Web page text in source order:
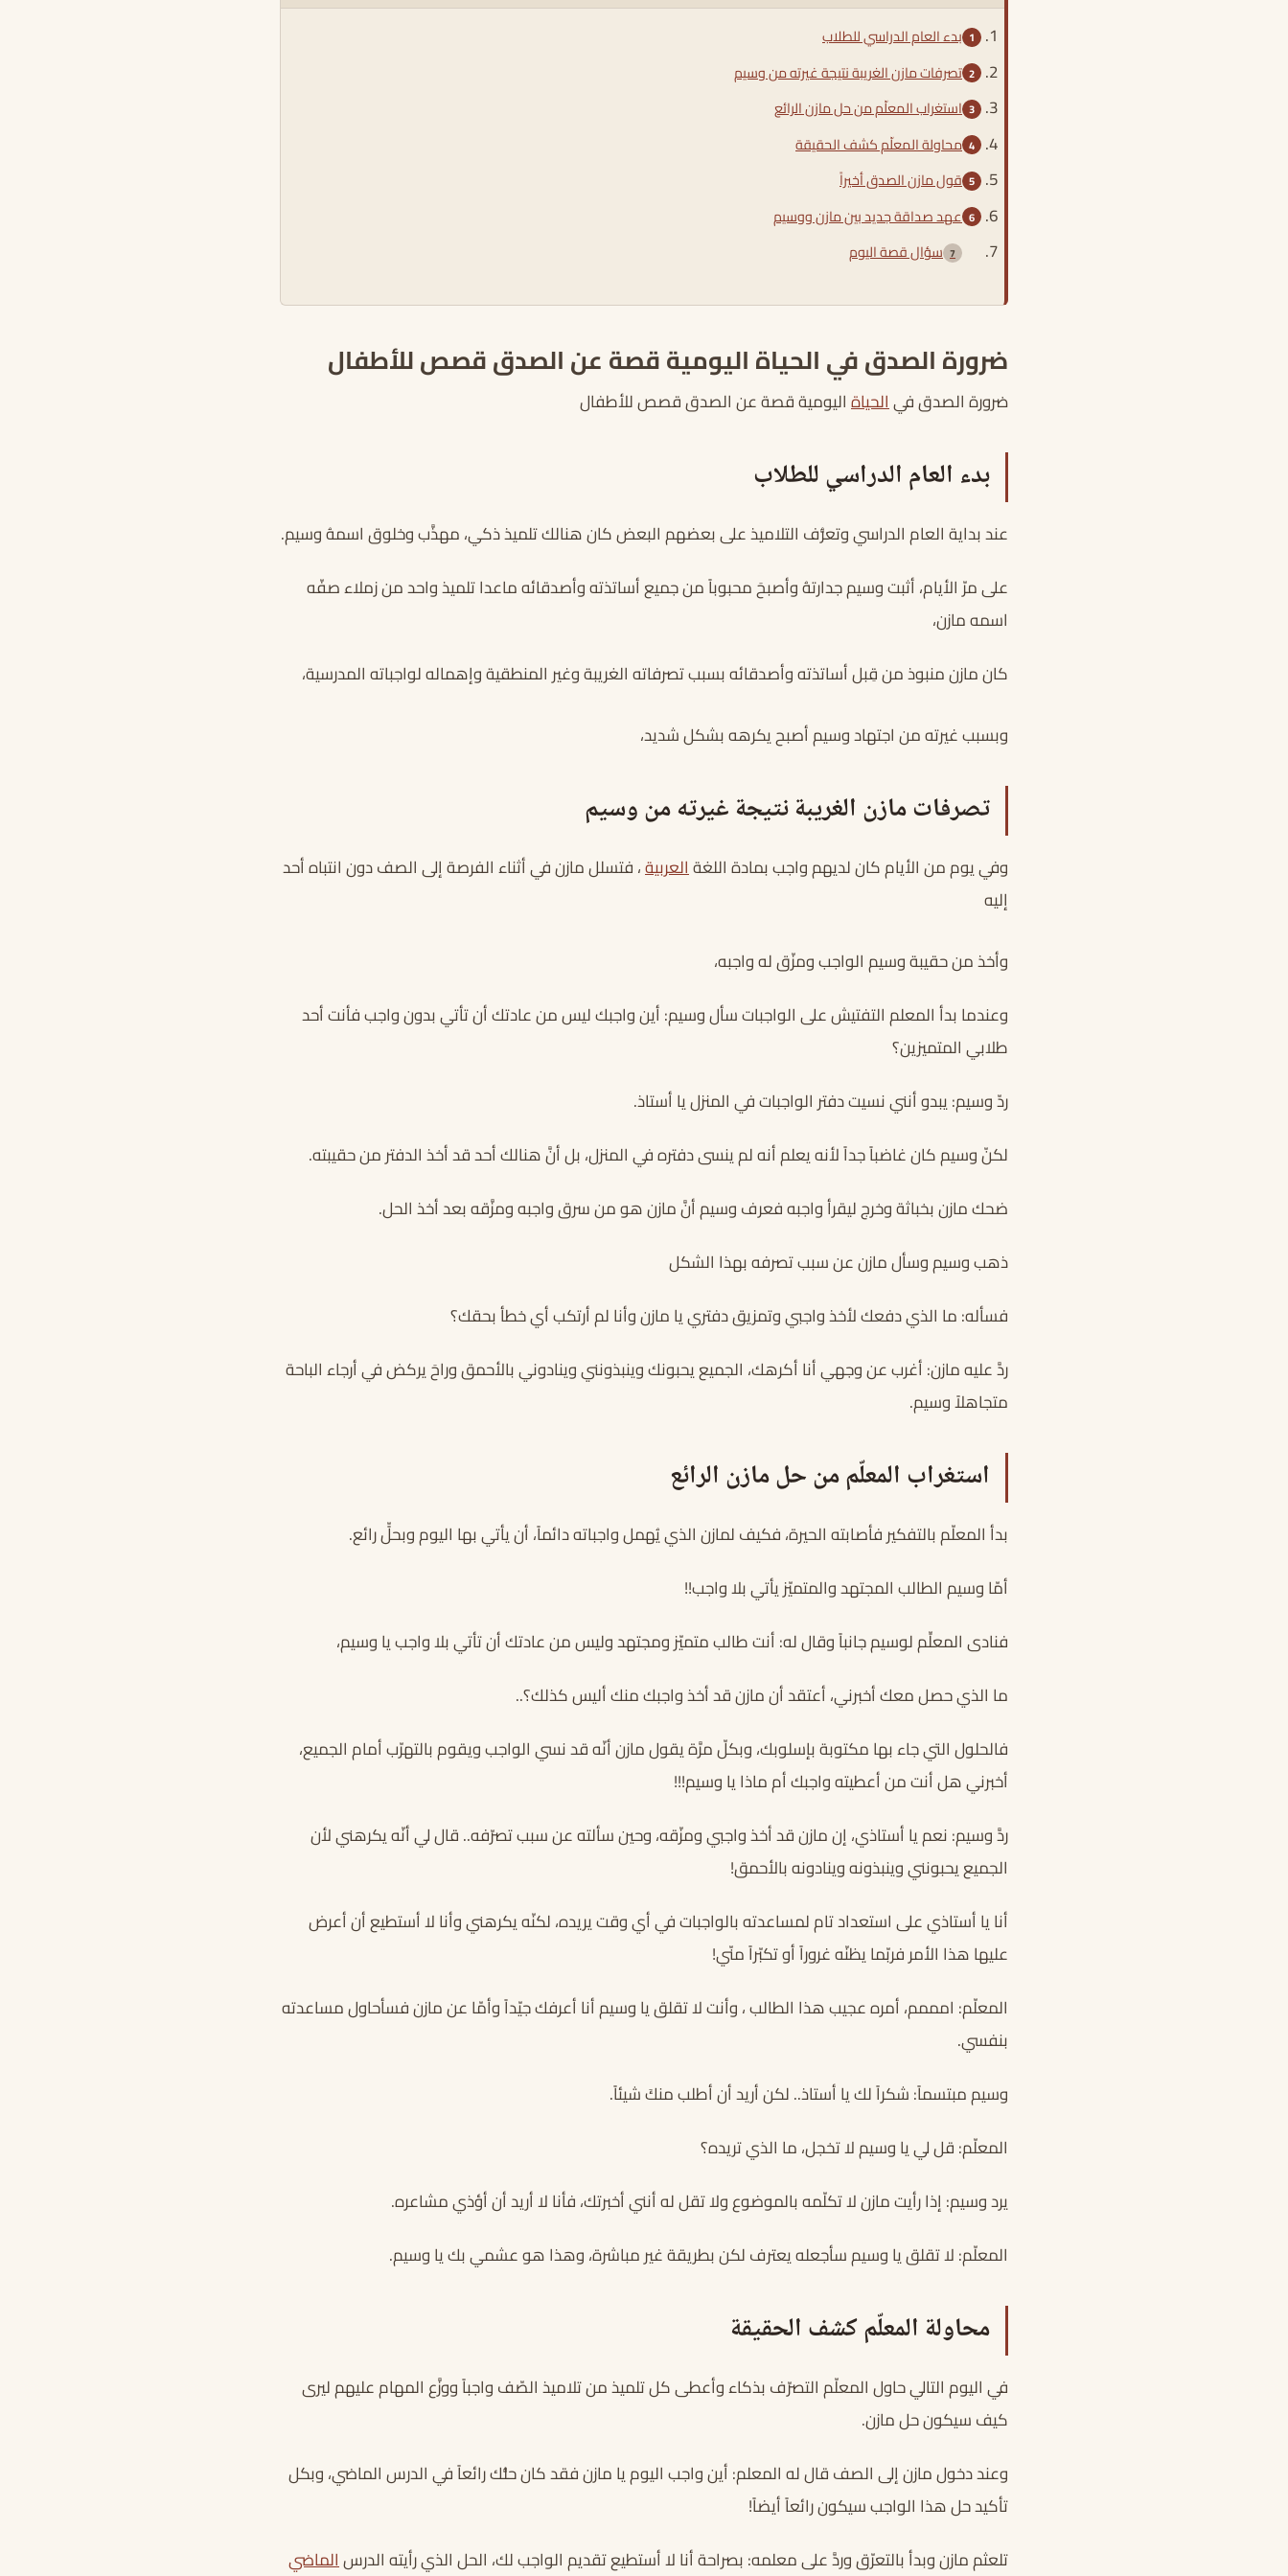
بدء العام الدراسي للطلاب
تصرفات مازن الغريبة نتيجة غيرته من وسيم
استغراب المعلّم من حل مازن الرائع
محاولة المعلّم كشف الحقيقة
قول مازن الصدق أخيراً
عهد صداقة جديد بين مازن ووسيم
سؤال قصة اليوم
ضرورة الصدق في الحياة اليومية قصة عن الصدق قصص للأطفال
ضرورة الصدق فيالحياةاليومية قصة عن الصدق قصص للأطفال
بدء العام الدراسي للطلاب
عند بداية العام الدراسي وتعرُّف التلاميذ على بعضهم البعض كان هنالك تلميذ ذكي، مهذَّب وخلوق اسمهُ وسيم.
على مرّ الأيام، أثبت وسيم جدارتهُ وأصبحَ محبوباً من جميع أساتذته وأصدقائه ماعدا تلميذ واحد من زملاء صفّه
اسمه مازن،
كان مازن منبوذ من قِبل أساتذته وأصدقائه بسبب تصرفاته الغريبة وغير المنطقية وإهماله لواجباته المدرسية،
وبسبب غيرته من اجتهاد وسيم أصبح يكرهه بشكل شديد،
تصرفات مازن الغريبة نتيجة غيرته من وسيم
وفي يوم من الأيام كان لديهم واجب بمادة اللغةالعربية، فتسلل مازن في أثناء الفرصة إلى الصف دون انتباه أحد
إليه
وأخذ من حقيبة وسيم الواجب ومزّق له واجبه،
وعندما بدأ المعلم التفتيش على الواجبات سأل وسيم: أين واجبك ليس من عادتك أن تأتي بدون واجب فأنت أحد
طلابي المتميزين؟
ردّ وسيم: يبدو أنني نسيت دفتر الواجبات في المنزل يا أستاذ.
لكنّ وسيم كان غاضباً جداً لأنه يعلم أنه لم ينسى دفتره في المنزل، بل أنَّ هنالك أحد قد أخذ الدفتر من حقيبته.
ضحك مازن بخباثة وخرج ليقرأ واجبه فعرف وسيم أنَّ مازن هو من سرق واجبه ومزَّقه بعد أخذ الحل.
ذهب وسيم وسأل مازن عن سبب تصرفه بهذا الشكل
فسأله: ما الذي دفعك لأخذ واجبي وتمزيق دفتري يا مازن وأنا لم أرتكب أي خطأ بحقك؟
ردَّ عليه مازن: أغرب عن وجهي أنا أكرهك، الجميع يحبونك وينبذونني وينادوني بالأحمق وراحَ يركض في أرجاء الباحة
متجاهلاً وسيم.
استغراب المعلّم من حل مازن الرائع
بدأ المعلّم بالتفكير فأصابته الحيرة، فكيف لمازن الذي يُهمل واجباته دائماً، أن يأتي بها اليوم وبحلٍّ رائع.
أمّا وسيم الطالب المجتهد والمتميّز يأتي بلا واجب!!
فنادى المعلِّم لوسيم جانباً وقال له: أنت طالب متميّز ومجتهد وليس من عادتك أن تأتي بلا واجب يا وسيم،
ما الذي حصل معك أخبرني، أعتقد أن مازن قد أخذ واجبك منك أليس كذلك؟..
فالحلول التي جاء بها مكتوبة بإسلوبك، وبكلّ مرَّة يقول مازن أنّه قد نسي الواجب ويقوم بالتهرّب أمام الجميع،
أخبرني هل أنت من أعطيته واجبك أم ماذا يا وسيم!!!
ردَّ وسيم: نعم يا أستاذي، إن مازن قد أخذ واجبي ومزّقه، وحين سألته عن سبب تصرّفه.. قال لي أنّه يكرهني لأن
الجميع يحبونني وينبذونه وينادونه بالأحمق!
أنا يا أستاذي على استعداد تام لمساعدته بالواجبات في أي وقت يريده، لكنّه يكرهني وأنا لا أستطيع أن أعرض
عليها هذا الأمر فربّما يظنّه غروراً أو تكبّراً منّي!
المعلّم: امممم، أمره عجيب هذا الطالب ، وأنت لا تقلق يا وسيم أنا أعرفك جيّداً وأمّا عن مازن فسأحاول مساعدته
بنفسي.
وسيم مبتسماً: شكراً لك يا أستاذ.. لكن أريد أن أطلب منكَ شيئاً.
المعلّم: قل لي يا وسيم لا تخجل، ما الذي تريده؟
يرد وسيم: إذا رأيت مازن لا تكلّمه بالموضوع ولا تقل له أنني أخبرتك، فأنا لا أريد أن أؤذي مشاعره.
المعلّم: لا تقلق يا وسيم سأجعله يعترف لكن بطريقة غير مباشرة، وهذا هو عشمي بك يا وسيم.
محاولة المعلّم كشف الحقيقة
في اليوم التالي حاول المعلّم التصرّف بذكاء وأعطى كل تلميذ من تلاميذ الصّف واجباً ووزَّع المهام عليهم ليرى
كيف سيكون حل مازن.
وعند دخول مازن إلى الصف قال له المعلم: أين واجب اليوم يا مازن فقد كان حلُّك رائعاً في الدرس الماضي، وبكل
تأكيد حل هذا الواجب سيكون رائعاً أيضاً!
تلعثم مازن وبدأ بالتعرّق وردَّ على معلمه: بصراحة أنا لا أستطيع تقديم الواجب لك، الحل الذي رأيته الدرسالماضي